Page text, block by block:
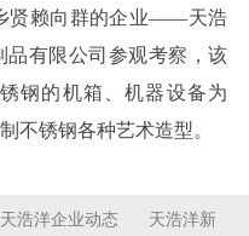
贤赖向群的企业——天浩
有限公司参观考察，该
钢的机箱、机器设备为
不锈钢各种艺术造型。
天浩洋企业动态 天浩洋新